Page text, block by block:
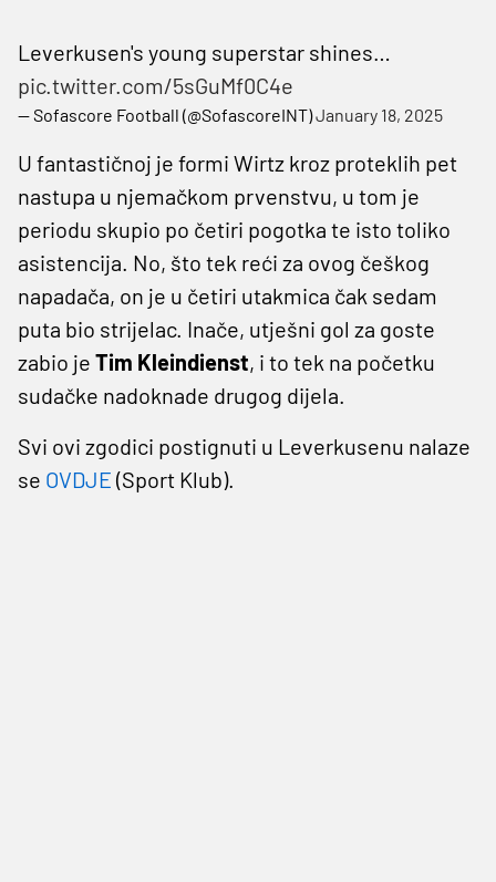
Leverkusen's young superstar shines…
pic.twitter.com/5sGuMf0C4e
— Sofascore Football (@SofascoreINT)January 18, 2025
U fantastičnoj je formi Wirtz kroz proteklih pet
nastupa u njemačkom prvenstvu, u tom je
periodu skupio po četiri pogotka te isto toliko
asistencija. No, što tek reći za ovog češkog
napadača, on je u četiri utakmica čak sedam
puta bio strijelac. Inače, utješni gol za goste
zabio je Tim Kleindienst, i to tek na početku
sudačke nadoknade drugog dijela.
Svi ovi zgodici postignuti u Leverkusenu nalaze
se OVDJE (Sport Klub).